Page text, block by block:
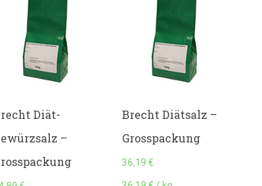
Diät-
–
Brecht Diätsalz –
Grosspackung
36,19€